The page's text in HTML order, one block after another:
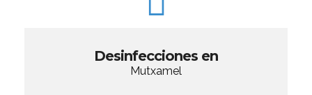
Desinfecciones en
Mutxamel